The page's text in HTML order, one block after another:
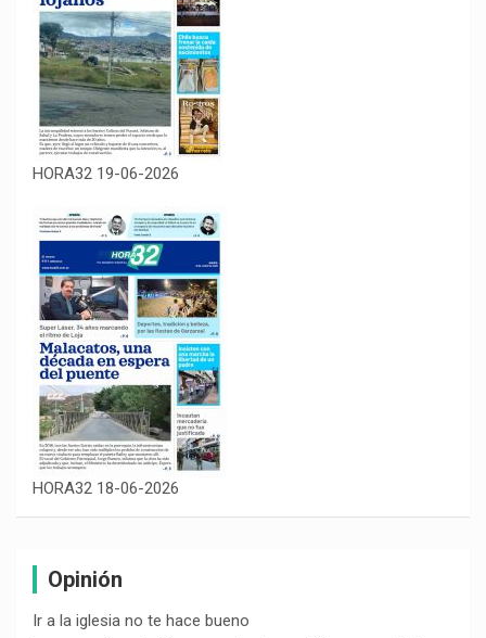
HORA32 19-06-2026
HORA32 18-06-2026
Opinión
Ir a la iglesia no te hace bueno